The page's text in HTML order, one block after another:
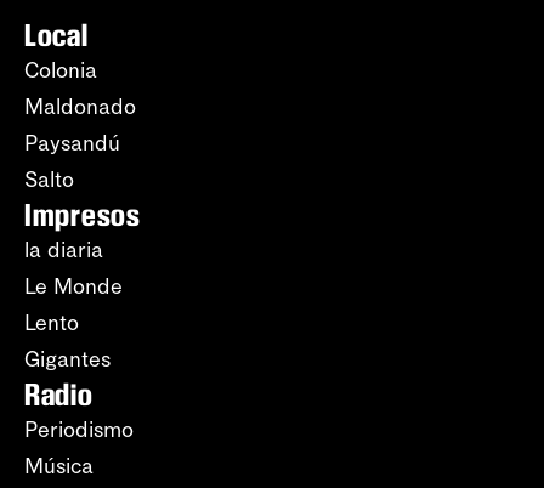
Local
Colonia
Maldonado
Paysandú
Salto
Impresos
la diaria
Le Monde
Lento
Gigantes
Radio
Periodismo
Música